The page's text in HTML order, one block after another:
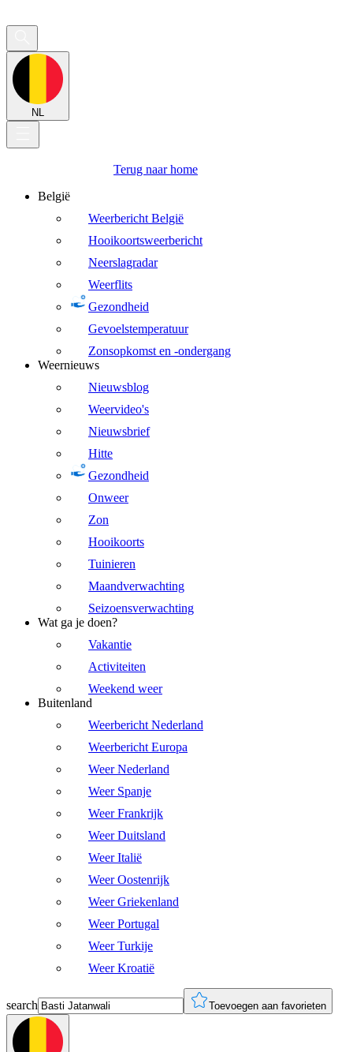
NL
Terug naar home
België
Weerbericht België
Hooikoortsweerbericht
Neerslagradar
Weerflits
Gezondheid
Gevoelstemperatuur
Zonsopkomst en -ondergang
Weernieuws
Nieuwsblog
Weervideo's
Nieuwsbrief
Hitte
Gezondheid
Onweer
Zon
Hooikoorts
Tuinieren
Maandverwachting
Seizoensverwachting
Wat ga je doen?
Vakantie
Activiteiten
Weekend weer
Buitenland
Weerbericht Nederland
Weerbericht Europa
Weer Nederland
Weer Spanje
Weer Frankrijk
Weer Duitsland
Weer Italië
Weer Oostenrijk
Weer Griekenland
Weer Portugal
Weer Turkije
Weer Kroatië
search Toevoegen aan favorieten